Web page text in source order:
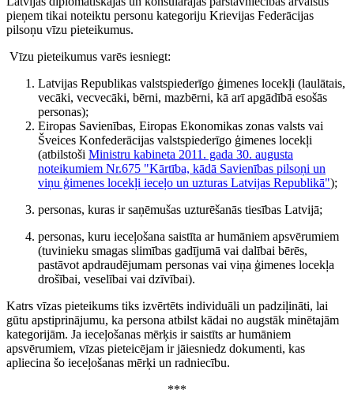
pieņem tikai noteiktu personu kategoriju Krievijas Federācijas
pilsoņu vīzu pieteikumus.
Vīzu pieteikumus varēs iesniegt:
Latvijas Republikas valstspiederīgo ģimenes locekļi (laulātais,
vecāki, vecvecāki, bērni, mazbērni, kā arī apgādībā esošās
personas);
Eiropas Savienības, Eiropas Ekonomikas zonas valsts vai
Šveices Konfederācijas valstspiederīgo ģimenes locekļi
(atbilstoši Ministru kabineta 2011. gada 30. augusta
noteikumiem Nr.675 "Kārtība, kādā Savienības pilsoņi un
viņu ģimenes locekļi ieceļo un uzturas Latvijas Republikā");
personas, kuras ir saņēmušas uzturēšanās tiesības Latvijā;
personas, kuru ieceļošana saistīta ar humāniem apsvērumiem
(tuvinieku smagas slimības gadījumā vai dalībai bērēs,
pastāvot apdraudējumam personas vai viņa ģimenes locekļa
drošībai, veselībai vai dzīvībai).
Katrs vīzas pieteikums tiks izvērtēts individuāli un padziļināti, lai
gūtu apstiprinājumu, ka persona atbilst kādai no augstāk minētajām
kategorijām. Ja ieceļošanas mērķis ir saistīts ar humāniem
apsvērumiem, vīzas pieteicējam ir jāiesniedz dokumenti, kas
apliecina šo ieceļošanas mērķi un radniecību.
***